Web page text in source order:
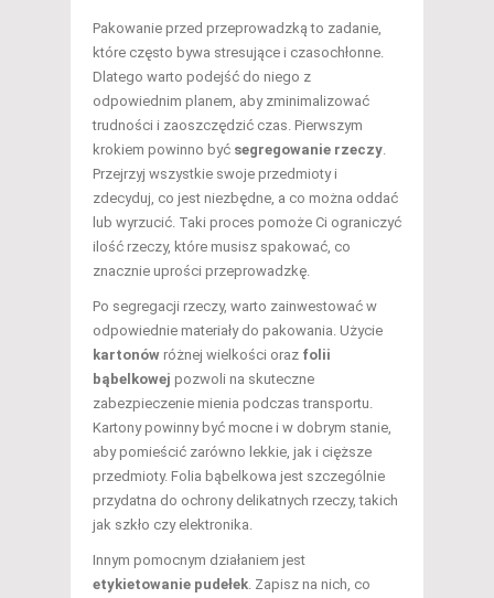
Pakowanie przed przeprowadzką to zadanie,
które często bywa stresujące i czasochłonne.
Dlatego warto podejść do niego z
odpowiednim planem, aby zminimalizować
trudności i zaoszczędzić czas. Pierwszym
krokiem powinno być segregowanie rzeczy
Przejrzyj wszystkie swoje przedmioty i
zdecyduj, co jest niezbędne, a co można oddać
lub wyrzucić. Taki proces pomoże Ci ograniczyć
ilość rzeczy, które musisz spakować, co
znacznie uprości przeprowadzkę.
Po segregacji rzeczy, warto zainwestować w
odpowiednie materiały do pakowania. Użycie
kartonów różnej wielkości oraz folii
bąbelkowej pozwoli na skuteczne
zabezpieczenie mienia podczas transportu.
Kartony powinny być mocne i w dobrym stanie,
aby pomieścić zarówno lekkie, jak i cięższe
przedmioty. Folia bąbelkowa jest szczególnie
przydatna do ochrony delikatnych rzeczy, takich
jak szkło czy elektronika.
Innym pomocnym działaniem jest
etykietowanie pudełek . Zapisz na nich, co